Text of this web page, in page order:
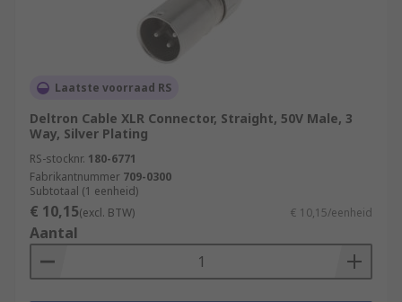
Laatste voorraad RS
Deltron Cable XLR Connector, Straight, 50V Male, 3
Way, Silver Plating
RS-stocknr. 180-6771
Fabrikantnummer 709-0300
Subtotaal (1 eenheid)
€ 10,15(excl. BTW) € 10,15/eenheid
Aantal